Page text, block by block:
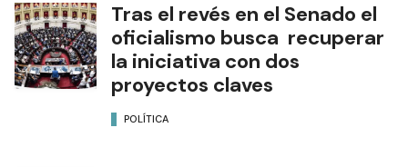
Tras el revés en el Senado el
oficialismo busca recuperar
la iniciativa con dos
proyectos claves
POLÍTICA